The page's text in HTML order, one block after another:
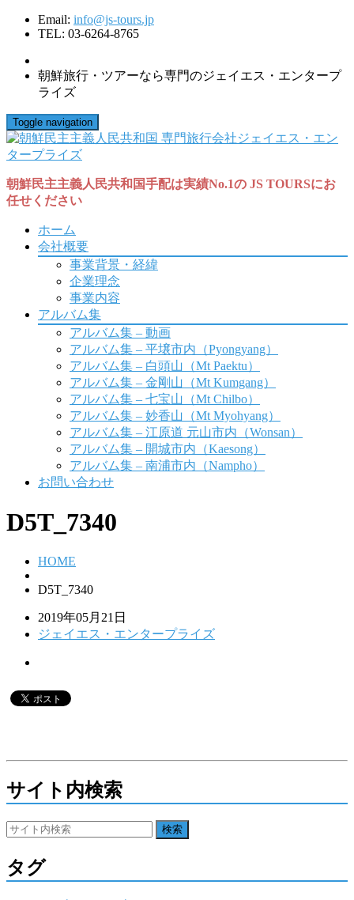
Email: info@js-tours.jp
TEL: 03-6264-8765
朝鮮旅行・ツアーなら専門のジェイエス・エンタープ
ライズ
Toggle navigation
朝鮮民主主義人民共和国手配は実績No.1の JS TOURSにお
任せください
ホーム
会社概要
事業背景・経緯
企業理念
事業内容
アルバム集
アルバム集 – 動画
アルバム集 – 平壌市内（Pyongyang）
アルバム集 – 白頭山（Mt Paektu）
アルバム集 – 金剛山（Mt Kumgang）
アルバム集 – 七宝山（Mt Chilbo）
アルバム集 – 妙香山（Mt Myohyang）
アルバム集 – 江原道 元山市内（Wonsan）
アルバム集 – 開城市内（Kaesong）
アルバム集 – 南浦市内（Nampho）
お問い合わせ
D5T_7340
HOME
D5T_7340
2019年05月21日
ジェイエス・エンタープライズ
サイト内検索
タグ